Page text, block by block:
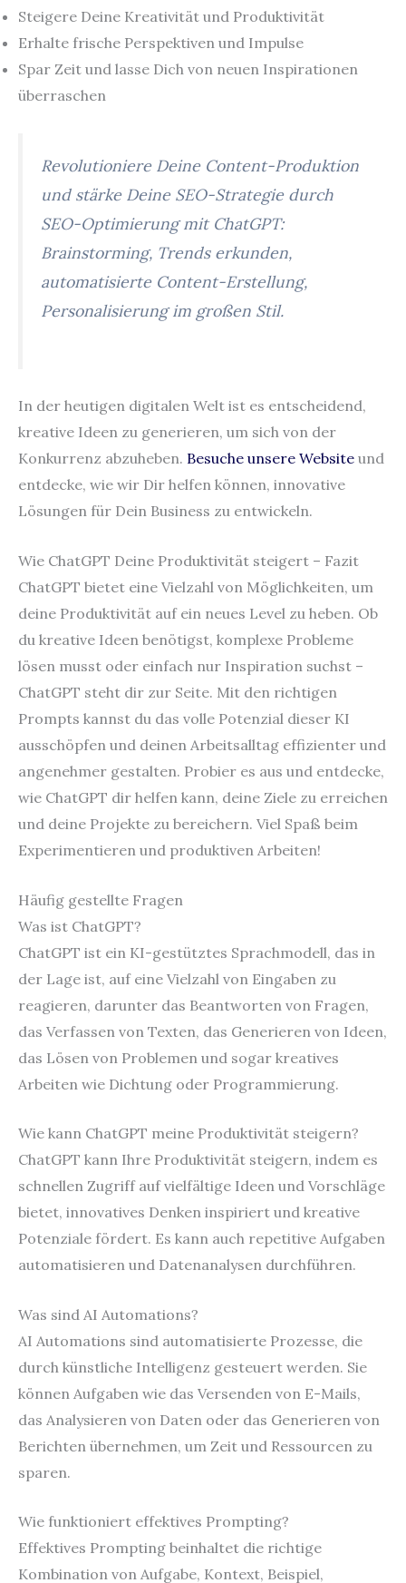
Steigere Deine Kreativität und Produktivität
Erhalte frische Perspektiven und Impulse
Spar Zeit und lasse Dich von neuen Inspirationen
überraschen
Revolutioniere Deine Content-Produktion
und stärke Deine SEO-Strategie durch
SEO-Optimierung mit ChatGPT:
Brainstorming, Trends erkunden,
automatisierte Content-Erstellung,
Personalisierung im großen Stil.
In der heutigen digitalen Welt ist es entscheidend,
kreative Ideen zu generieren, um sich von der
Konkurrenz abzuheben. Besuche unsere Website und
entdecke, wie wir Dir helfen können, innovative
Lösungen für Dein Business zu entwickeln.
Wie ChatGPT Deine Produktivität steigert – Fazit
ChatGPT bietet eine Vielzahl von Möglichkeiten, um
deine Produktivität auf ein neues Level zu heben. Ob
du kreative Ideen benötigst, komplexe Probleme
lösen musst oder einfach nur Inspiration suchst –
ChatGPT steht dir zur Seite. Mit den richtigen
Prompts kannst du das volle Potenzial dieser KI
ausschöpfen und deinen Arbeitsalltag effizienter und
angenehmer gestalten. Probier es aus und entdecke,
wie ChatGPT dir helfen kann, deine Ziele zu erreichen
und deine Projekte zu bereichern. Viel Spaß beim
Experimentieren und produktiven Arbeiten!
Häufig gestellte Fragen
Was ist ChatGPT?
ChatGPT ist ein KI-gestütztes Sprachmodell, das in
der Lage ist, auf eine Vielzahl von Eingaben zu
reagieren, darunter das Beantworten von Fragen,
das Verfassen von Texten, das Generieren von Ideen,
das Lösen von Problemen und sogar kreatives
Arbeiten wie Dichtung oder Programmierung.
Wie kann ChatGPT meine Produktivität steigern?
ChatGPT kann Ihre Produktivität steigern, indem es
schnellen Zugriff auf vielfältige Ideen und Vorschläge
bietet, innovatives Denken inspiriert und kreative
Potenziale fördert. Es kann auch repetitive Aufgaben
automatisieren und Datenanalysen durchführen.
Was sind AI Automations?
AI Automations sind automatisierte Prozesse, die
durch künstliche Intelligenz gesteuert werden. Sie
können Aufgaben wie das Versenden von E-Mails,
das Analysieren von Daten oder das Generieren von
Berichten übernehmen, um Zeit und Ressourcen zu
sparen.
Wie funktioniert effektives Prompting?
Effektives Prompting beinhaltet die richtige
Kombination von Aufgabe, Kontext, Beispiel,